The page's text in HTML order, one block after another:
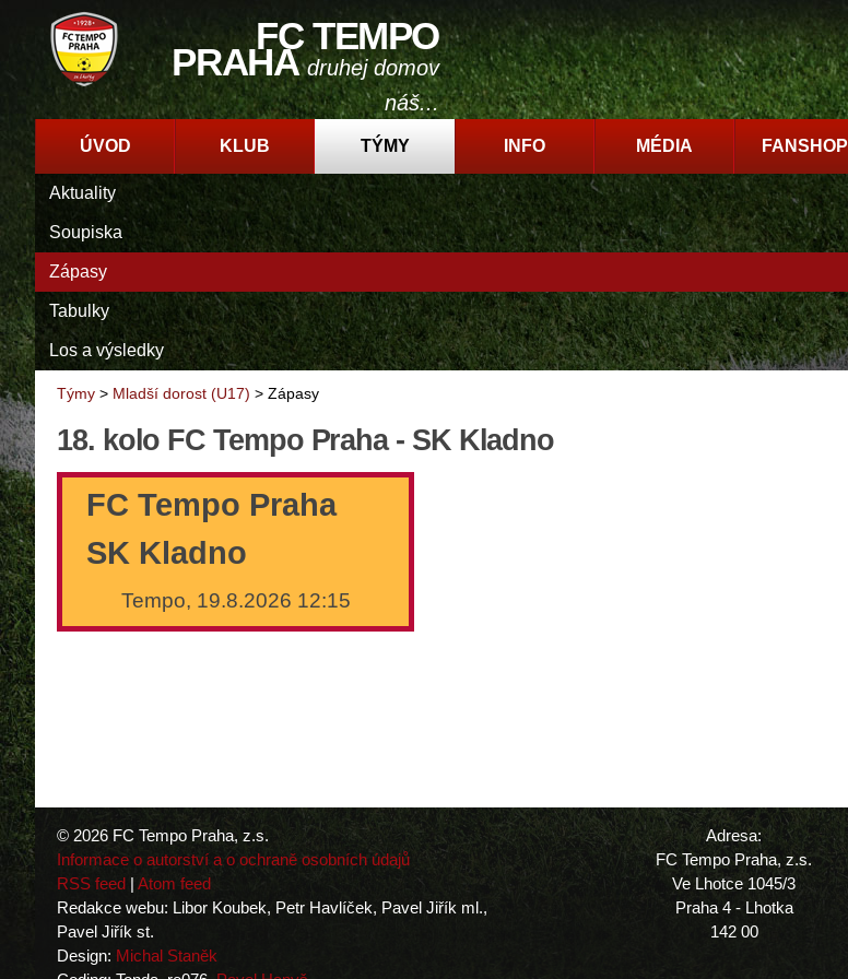
FC TEMPO
PRAHAdruhej domov
náš...
ÚVOD KLUB TÝMY INFO MÉDIA FANSHOP
Aktuality
Soupiska
Zápasy
Tabulky
Los a výsledky
Týmy > Mladší dorost (U17) > Zápasy
18. kolo FC Tempo Praha - SK Kladno
FC Tempo Praha
SK Kladno
Tempo, 19.8.2026 12:15
© 2026 FC Tempo Praha, z.s.
Informace o autorství a o ochraně osobních údajů
RSS feed | Atom feed
Redakce webu: Libor Koubek, Petr Havlíček, Pavel Jiřík ml.,
Pavel Jiřík st.
Design: Michal Staněk
Adresa:
FC Tempo Praha, z.s.
Ve Lhotce 1045/3
Praha 4 - Lhotka
142 00